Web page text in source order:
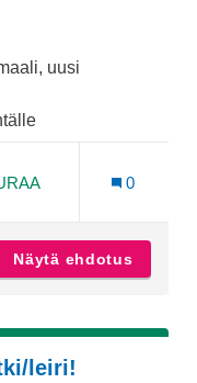
uusi
0
Näytä ehdotus
leiri!